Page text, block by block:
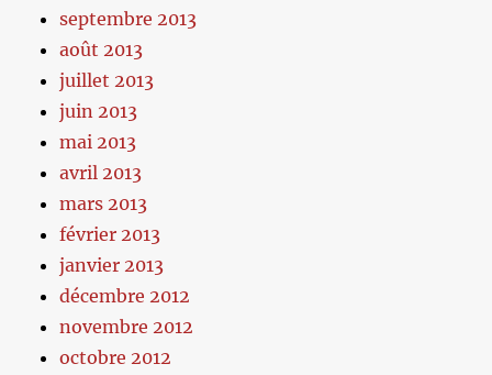
septembre 2013
août 2013
juillet 2013
juin 2013
mai 2013
avril 2013
mars 2013
février 2013
janvier 2013
décembre 2012
novembre 2012
octobre 2012